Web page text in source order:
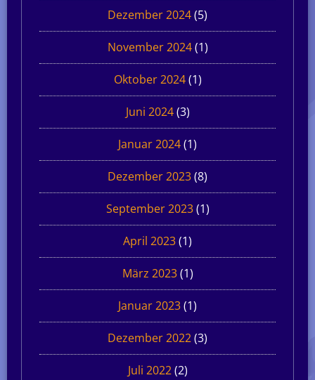
Dezember 2024(5)
November 2024(1)
Oktober 2024(1)
Juni 2024(3)
Januar 2024(1)
Dezember 2023(8)
September 2023(1)
April 2023(1)
März 2023(1)
Januar 2023(1)
Dezember 2022(3)
Juli 2022(2)